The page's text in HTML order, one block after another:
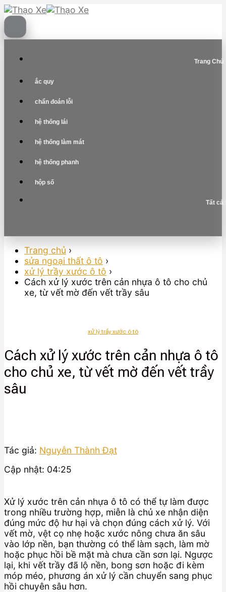
Skip
to
content
Trang Chủ
ắc quy
chẩn đoán lỗi
hệ thống lái
hệ thống làm mát
hệ thống phanh
hộp số
Tất cả
Trang chủ ›
sửa ngoại thất ô tô ›
xử lý trầy xước ô tô ›
Cách xử lý xước trên cản nhựa ô tô cho chủ
xe, từ vết mờ đến vết trầy sâu
xử lý trầy xước ô tô
Cách xử lý xước trên cản nhựa ô tô
cho chủ xe, từ vết mờ đến vết trầy
sâu
Tác giả: Nguyễn Thành Đạt
Cập nhật: 04:25
Xử lý xước trên cản nhựa ô tô có thể tự làm được
trong nhiều trường hợp, miễn là chủ xe nhận diện
đúng mức độ hư hại và chọn đúng cách xử lý. Với
vết mờ, vệt cọ nhẹ hoặc xước nông chưa ăn sâu
vào lớp nền, bạn thường có thể làm sạch, làm mờ
hoặc phục hồi bề mặt mà chưa cần sơn lại. Ngược
lại, khi vết trầy đã lộ nền, bong sơn hoặc đi kèm
móp méo, phương án xử lý cần chuyển sang phục
hồi chuyên sâu hơn.